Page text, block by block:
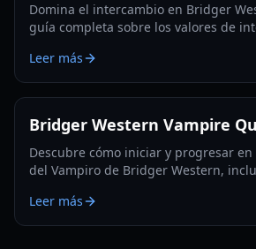
Domina el intercambio en Bridger
guía completa sobre los valores de
informadas.
Leer más
Bridger Western Vampire
Descubre cómo iniciar y progresar
del Vampiro de Bridger Western,
Leer más